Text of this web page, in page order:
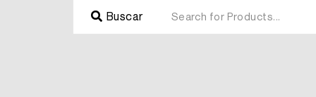
Buscar